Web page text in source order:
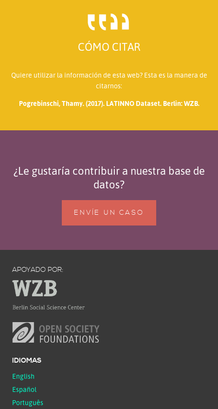
CÓMO CITAR
Quiere utilizar la información de esta web? Esta es la manera de
citarnos:
Pogrebinschi, Thamy. (2017). LATINNO Dataset. Berlin: WZB.
¿Le gustaría contribuir a nuestra base de
datos?
ENVÍE UN CASO
APOYADO POR:
IDIOMAS
English
Español
Português